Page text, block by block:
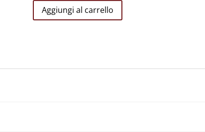
QUADRO
IN
Aggiungi al carrello